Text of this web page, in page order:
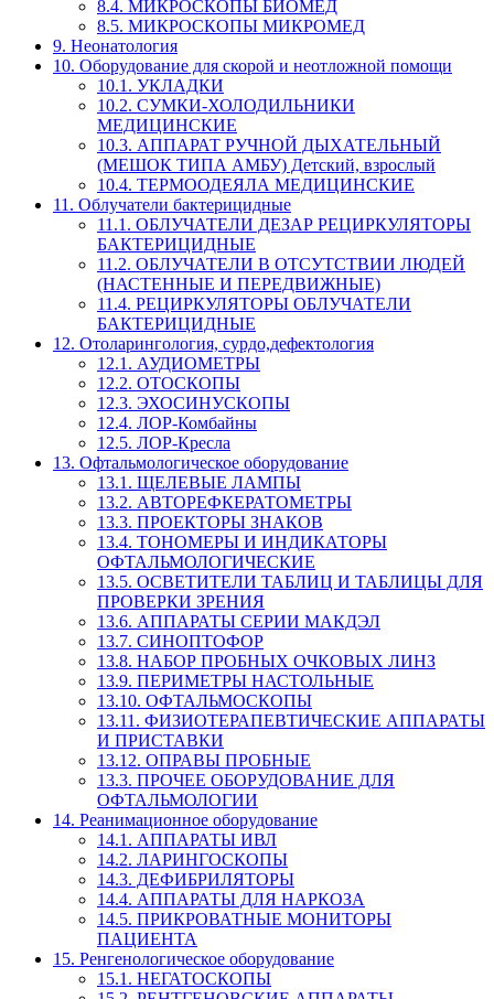
8.4. МИКРОСКОПЫ БИОМЕД
8.5. МИКРОСКОПЫ МИКРОМЕД
9. Неонатология
10. Оборудование для скорой и неотложной помощи
10.1. УКЛАДКИ
10.2. СУМКИ-ХОЛОДИЛЬНИКИ
МЕДИЦИНСКИЕ
10.3. АППАРАТ РУЧНОЙ ДЫХАТЕЛЬНЫЙ
(МЕШОК ТИПА АМБУ) Детский, взрослый
10.4. ТЕРМООДЕЯЛА МЕДИЦИНСКИЕ
11. Облучатели бактерицидные
11.1. ОБЛУЧАТЕЛИ ДЕЗАР РЕЦИРКУЛЯТОРЫ
БАКТЕРИЦИДНЫЕ
11.2. ОБЛУЧАТЕЛИ В ОТСУТСТВИИ ЛЮДЕЙ
(НАСТЕННЫЕ И ПЕРЕДВИЖНЫЕ)
11.4. РЕЦИРКУЛЯТОРЫ ОБЛУЧАТЕЛИ
БАКТЕРИЦИДНЫЕ
12. Отоларингология, сурдо,дефектология
12.1. АУДИОМЕТРЫ
12.2. ОТОСКОПЫ
12.3. ЭХОСИНУСКОПЫ
12.4. ЛОР-Комбайны
12.5. ЛОР-Кресла
13. Офтальмологическое оборудование
13.1. ЩЕЛЕВЫЕ ЛАМПЫ
13.2. АВТОРЕФКЕРАТОМЕТРЫ
13.3. ПРОЕКТОРЫ ЗНАКОВ
13.4. ТОНОМЕРЫ И ИНДИКАТОРЫ
ОФТАЛЬМОЛОГИЧЕСКИЕ
13.5. ОСВЕТИТЕЛИ ТАБЛИЦ И ТАБЛИЦЫ ДЛЯ
ПРОВЕРКИ ЗРЕНИЯ
13.6. АППАРАТЫ СЕРИИ МАКДЭЛ
13.7. СИНОПТОФОР
13.8. НАБОР ПРОБНЫХ ОЧКОВЫХ ЛИНЗ
13.9. ПЕРИМЕТРЫ НАСТОЛЬНЫЕ
13.10. ОФТАЛЬМОСКОПЫ
13.11. ФИЗИОТЕРАПЕВТИЧЕСКИЕ АППАРАТЫ
И ПРИСТАВКИ
13.12. ОПРАВЫ ПРОБНЫЕ
13.3. ПРОЧЕЕ ОБОРУДОВАНИЕ ДЛЯ
ОФТАЛЬМОЛОГИИ
14. Реанимационное оборудование
14.1. АППАРАТЫ ИВЛ
14.2. ЛАРИНГОСКОПЫ
14.3. ДЕФИБРИЛЯТОРЫ
14.4. АППАРАТЫ ДЛЯ НАРКОЗА
14.5. ПРИКРОВАТНЫЕ МОНИТОРЫ
ПАЦИЕНТА
15. Ренгенологическое оборудование
15.1. НЕГАТОСКОПЫ